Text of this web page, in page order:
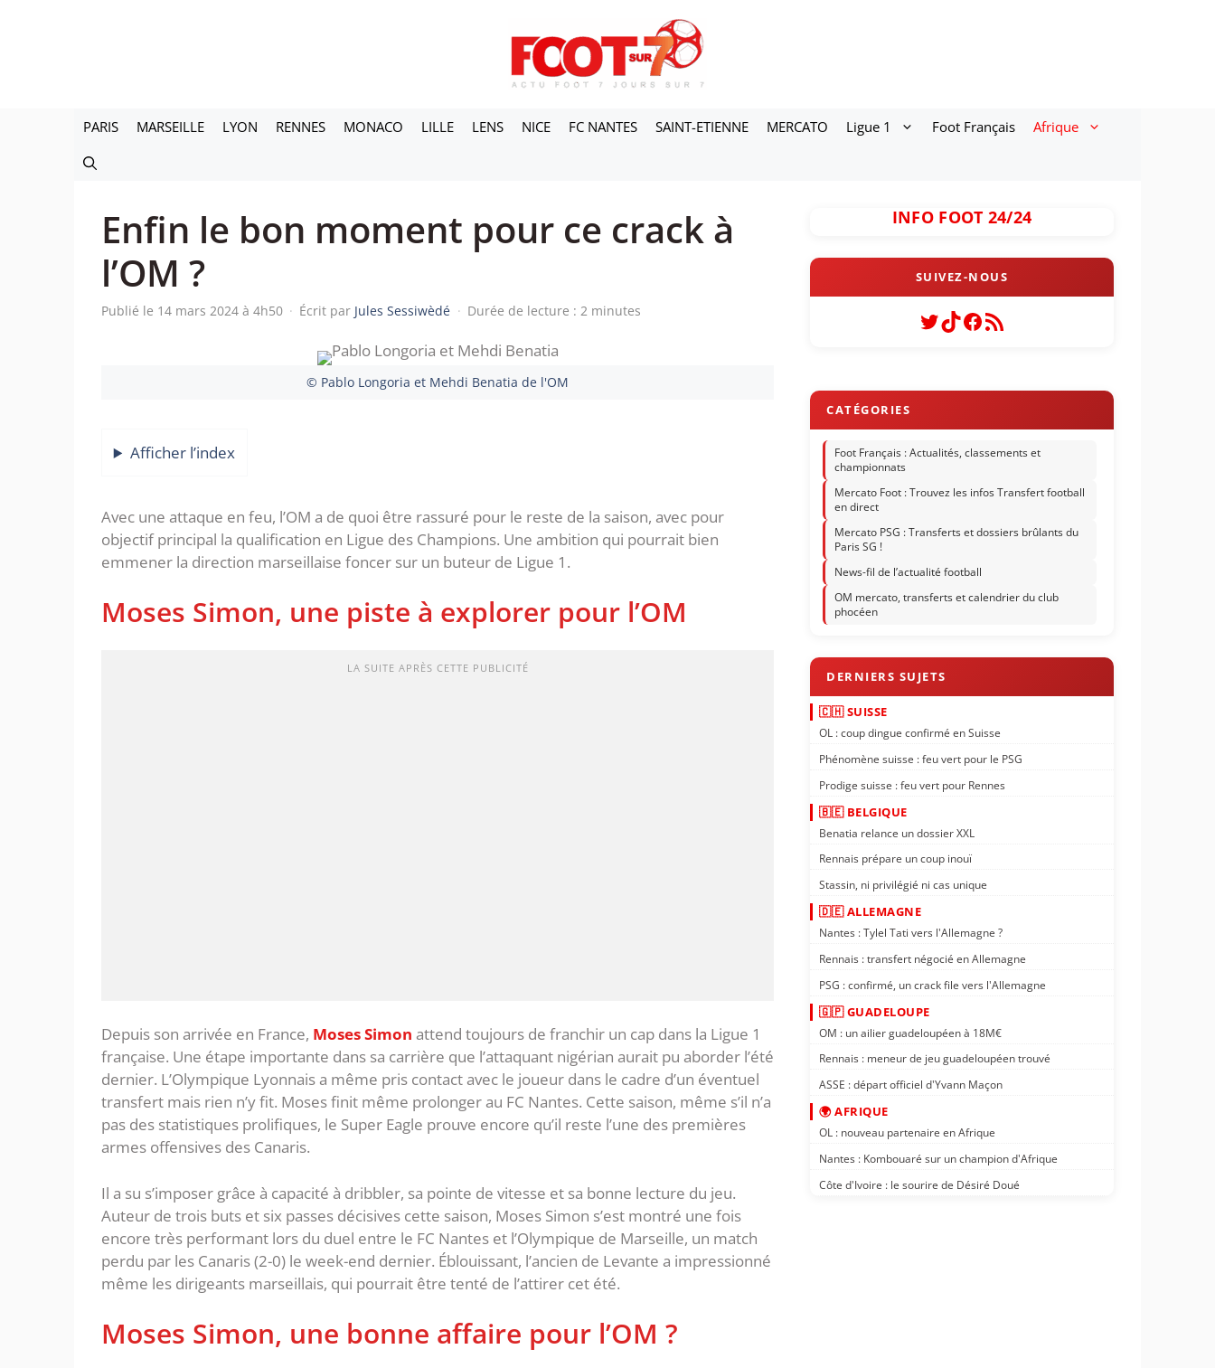
PARIS MARSEILLE LYON RENNES MONACO LILLE LENS NICE FC NANTES SAINT-ETIENNE MERCATO Ligue 1 Foot Français Afrique
Enfin le bon moment pour ce crack à
l’OM ?
Publié le 14 mars 2024 à 4h50 · Écrit par Jules Sessiwèdé · Durée de lecture : 2 minutes
© Pablo Longoria et Mehdi Benatia de l'OM
Afficher l’index
Avec une attaque en feu, l’OM a de quoi être rassuré pour le reste de la saison, avec pour
objectif principal la qualification en Ligue des Champions. Une ambition qui pourrait bien
emmener la direction marseillaise foncer sur un buteur de Ligue 1.
Moses Simon, une piste à explorer pour l’OM
LA SUITE APRÈS CETTE PUBLICITÉ
Depuis son arrivée en France, Moses Simon attend toujours de franchir un cap dans la Ligue 1
française. Une étape importante dans sa carrière que l’attaquant nigérian aurait pu aborder l’été
dernier. L’Olympique Lyonnais a même pris contact avec le joueur dans le cadre d’un éventuel
transfert mais rien n’y fit. Moses finit même prolonger au FC Nantes. Cette saison, même s’il n’a
pas des statistiques prolifiques, le Super Eagle prouve encore qu’il reste l’une des premières
armes offensives des Canaris.
Il a su s’imposer grâce à capacité à dribbler, sa pointe de vitesse et sa bonne lecture du jeu.
Auteur de trois buts et six passes décisives cette saison, Moses Simon s’est montré une fois
encore très performant lors du duel entre le FC Nantes et l’Olympique de Marseille, un match
perdu par les Canaris (2-0) le week-end dernier. Éblouissant, l’ancien de Levante a impressionné
même les dirigeants marseillais, qui pourrait être tenté de l’attirer cet été.
Moses Simon, une bonne affaire pour l’OM ?
INFO FOOT 24/24
Twitter
TikTok
Facebook
Flux RSS
Foot Français : Actualités, classements et
championnats
Mercato Foot : Trouvez les infos Transfert football
en direct
Mercato PSG : Transferts et dossiers brûlants du
Paris SG !
News-fil de l’actualité football
OM mercato, transferts et calendrier du club
phocéen
🇨🇭 SUISSE
OL : coup dingue confirmé en Suisse
Phénomène suisse : feu vert pour le PSG
Prodige suisse : feu vert pour Rennes
🇧🇪 BELGIQUE
Benatia relance un dossier XXL
Rennais prépare un coup inouï
Stassin, ni privilégié ni cas unique
🇩🇪 ALLEMAGNE
Nantes : Tylel Tati vers l'Allemagne ?
Rennais : transfert négocié en Allemagne
PSG : confirmé, un crack file vers l'Allemagne
🇬🇵 GUADELOUPE
OM : un ailier guadeloupéen à 18M€
Rennais : meneur de jeu guadeloupéen trouvé
ASSE : départ officiel d'Yvann Maçon
🌍 AFRIQUE
OL : nouveau partenaire en Afrique
Nantes : Kombouaré sur un champion d'Afrique
Côte d'Ivoire : le sourire de Désiré Doué